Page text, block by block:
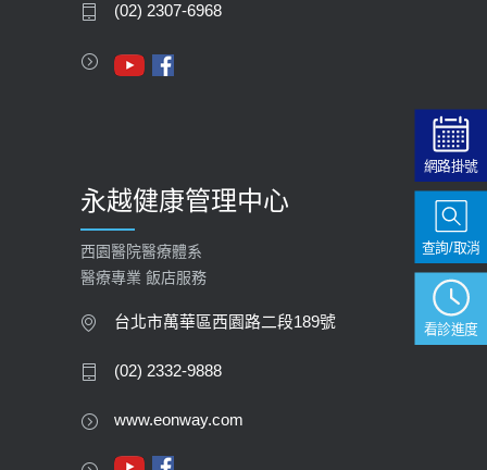
2023-09-27
(02) 2307-6968
永越健康管理中心
西園醫院醫療體系
醫療專業 飯店服務
台北市萬華區西園路二段189號
(02) 2332-9888
www.eonway.com
網路掛號
看診進度
查詢/取消